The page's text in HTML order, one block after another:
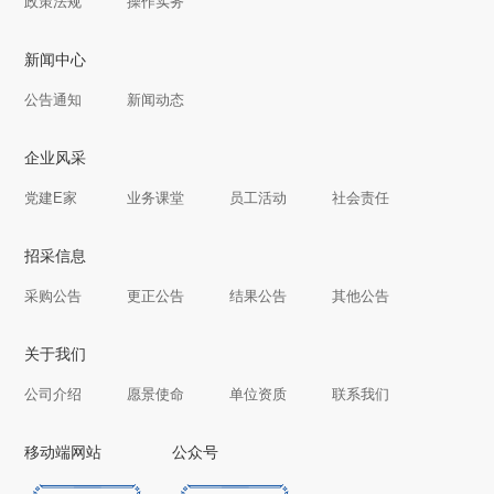
新闻中心
公告通知 新闻动态
企业风采
党建E家 业务课堂 员工活动 社会责任
招采信息
采购公告 更正公告 结果公告 其他公告
关于我们
公司介绍 愿景使命 单位资质 联系我们
移动端网站 公众号